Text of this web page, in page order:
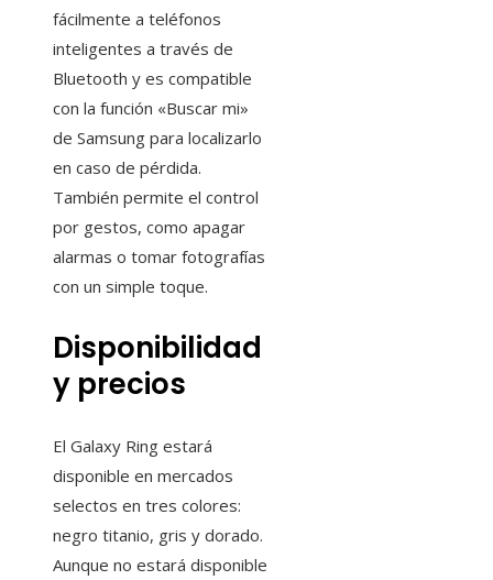
fácilmente a teléfonos
inteligentes a través de
Bluetooth y es compatible
con la función «Buscar mi»
de Samsung para localizarlo
en caso de pérdida.
También permite el control
por gestos, como apagar
alarmas o tomar fotografías
con un simple toque.
Disponibilidad
y precios
El Galaxy Ring estará
disponible en mercados
selectos en tres colores:
negro titanio, gris y dorado.
Aunque no estará disponible